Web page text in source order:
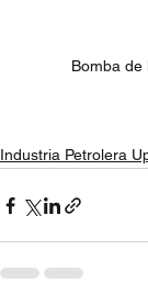
Bomba de
Industria Petrolera